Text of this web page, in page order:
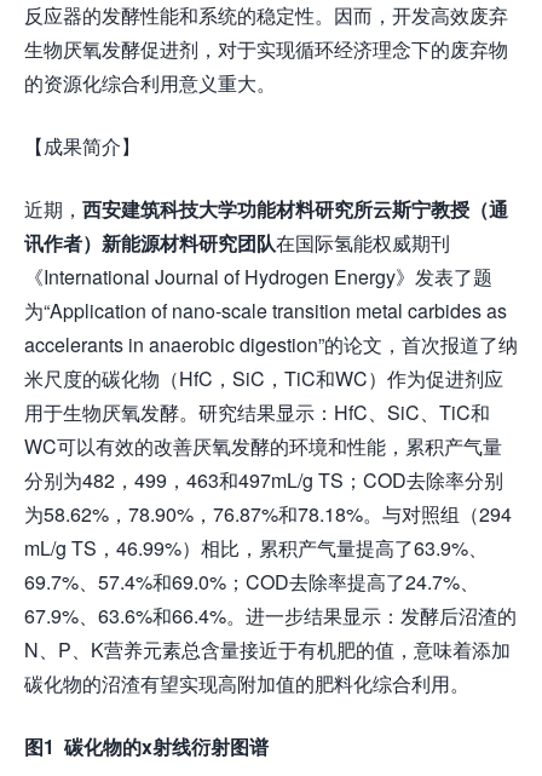
反应器的发酵性能和系统的稳定性。因而，开发高效废弃
生物厌氧发酵促进剂，对于实现循环经济理念下的废弃物
的资源化综合利用意义重大。
【成果简介】
近期， 西安建筑科技大学功能材料研究所云斯宁教授（通
讯作者）新能源材料研究团队在国际氢能权威期刊
《International Journal of Hydrogen Energy》发表了题
为“Application of nano-scale transition metal carbides as
accelerants in anaerobic digestion”的论文，首次报道了纳
米尺度的碳化物（HfC，SiC，TiC和WC）作为促进剂应
用于生物厌氧发酵。研究结果显示：HfC、SiC、TiC和
WC可以有效的改善厌氧发酵的环境和性能，累积产气量
分别为482，499，463和497mL/g TS；COD去除率分别
为58.62%，78.90%，76.87%和78.18%。与对照组（294
mL/g TS，46.99%）相比，累积产气量提高了63.9%、
69.7%、57.4%和69.0%；COD去除率提高了24.7%、
67.9%、63.6%和66.4%。进一步结果显示：发酵后沼渣的
N、P、K营养元素总含量接近于有机肥的值，意味着添加
碳化物的沼渣有望实现高附加值的肥料化综合利用。
图1 碳化物的x射线衍射图谱